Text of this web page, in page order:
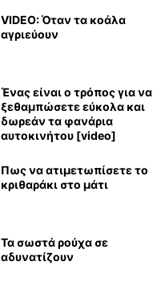
VIDEO: Όταν τα κοάλα
αγριεύουν
Ένας είναι ο τρόπος για να
ξεθαμπώσετε εύκολα και
δωρεάν τα φανάρια
αυτοκινήτου [video]
Πως να ατιμετωπίσετε το
κριθαράκι στο μάτι
Τα σωστά ρούχα σε
αδυνατίζουν